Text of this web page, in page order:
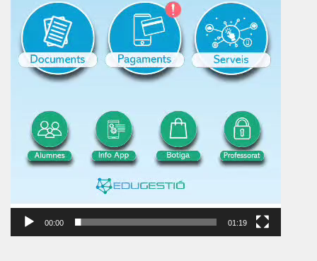
00:00 01:19